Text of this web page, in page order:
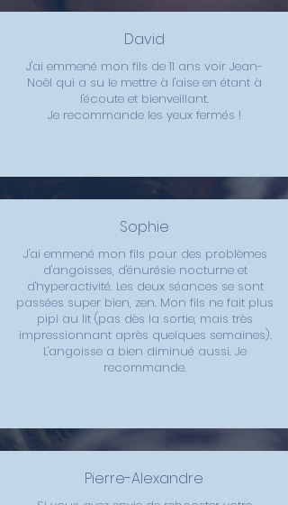
David
J'ai emmené mon fils de 11 ans voir Jean-
Noël qui a su le mettre à l'aise en étant à
l'écoute et bienveillant.
Je recommande les yeux fermés !
Sophie
J'ai emmené mon fils pour des problèmes
d'angoisses, d'énurésie nocturne et
d'hyperactivité. Les deux séances se sont
passées super bien, zen. Mon fils ne fait plus
pipi au lit (pas dès la sortie, mais très
impressionnant après quelques semaines).
L'angoisse a bien diminué aussi. Je
recommande.
Pierre-Alexandre